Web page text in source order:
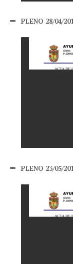
PLENO 28/04/
PLENO 23/05/